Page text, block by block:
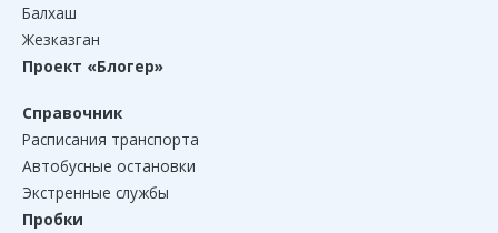
Балхаш
Жезказган
Проект «Блогер»
Справочник
Расписания транспорта
Автобусные остановки
Экстренные службы
Пробки